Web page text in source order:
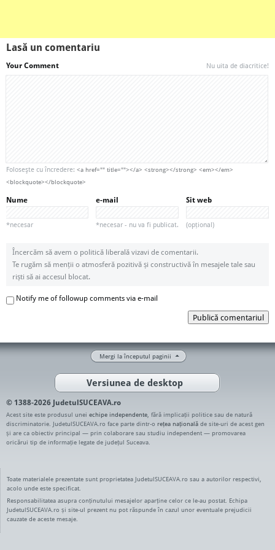
Lasă un comentariu
Your Comment Nu uita de diacritice!
Foloseşte cu încredere: <a href="" title=""></a> <strong></strong> <em></em>
<blockquote></blockquote>
Nume
*necesar
e-mail
*necesar - nu va fi publicat.
Sit web
(opțional)
Încercăm să avem o politică liberală vizavi de comentarii.
Te rugăm să menții o atmosferă pozitivă și constructivă în mesajele tale sau
riști să ai accesul blocat.
Notify me of followup comments via e-mail
Publică comentariul
Mergi la începutul paginii
Versiunea de desktop
© 1388-2026 JudetulSUCEAVA.ro
Acest site este produsul unei echipe independente , fără implicații politice sau de natură
discriminatorie. JudetulSUCEAVA.ro face parte dintr-o rețea națională de site-uri de acest gen
și are ca obiectiv principal — prin colaborare sau studiu independent — promovarea
oricărui tip de informație legate de județul Suceava.
Toate materialele prezentate sunt proprietatea JudetulSUCEAVA.ro sau a autorilor respectivi,
acolo unde este specificat.
Responsabilitatea asupra conținutului mesajelor aparține celor ce le-au postat. Echipa
JudetulSUCEAVA.ro și site-ul prezent nu pot răspunde în cazul unor eventuale prejudicii
cauzate de aceste mesaje.